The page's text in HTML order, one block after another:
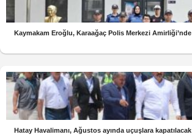
Kaymakam Eroğlu, Karaağaç Polis Merkezi Amirliği’nde
Hatay Havalimanı, Ağustos ayında uçuşlara kapatılacak